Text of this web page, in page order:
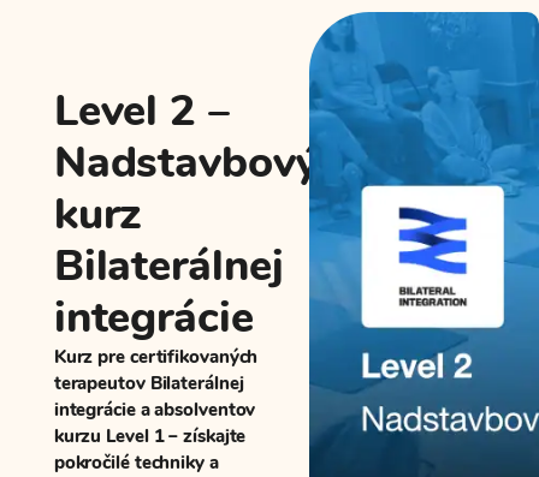
Level 2 –
Nadstavbový
kurz
Bilaterálnej
integrácie
Kurz pre certifikovaných
terapeutov Bilaterálnej
integrácie a absolventov
kurzu Level 1 – získajte
pokročilé techniky a